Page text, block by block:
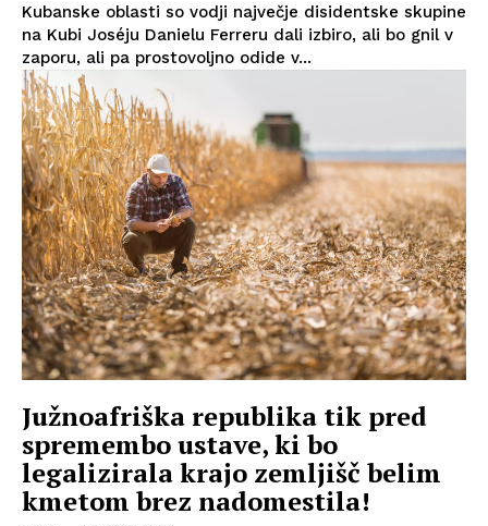
Kubanske oblasti so vodji največje disidentske skupine
na Kubi Joséju Danielu Ferreru dali izbiro, ali bo gnil v
zaporu, ali pa prostovoljno odide v...
Južnoafriška republika tik pred
spremembo ustave, ki bo
legalizirala krajo zemljišč belim
kmetom brez nadomestila!